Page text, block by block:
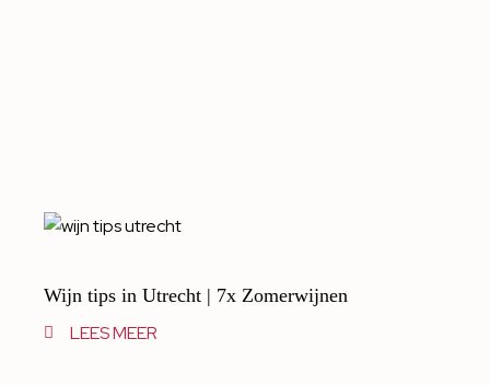
Wijn tips in Utrecht | 7x Zomerwijnen
LEES MEER